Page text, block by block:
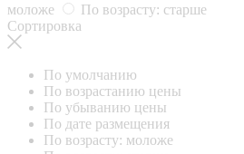
моложе
По возрасту: старше
Сортировка
По умолчанию
По возрастанию цены
По убыванию цены
По дате размещения
По возрасту: моложе